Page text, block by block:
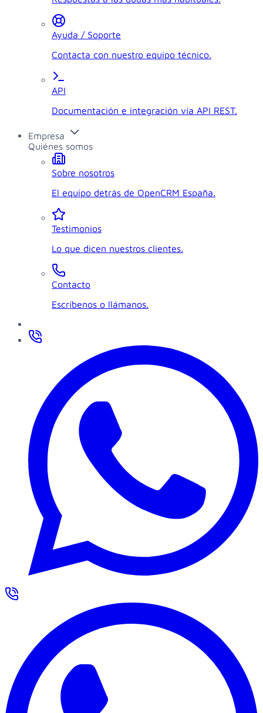
Ayuda / Soporte
Contacta con nuestro equipo técnico.
API
Documentación e integración vía API REST.
Empresa
Quiénes somos
Sobre nosotros
El equipo detrás de OpenCRM España.
Testimonios
Lo que dicen nuestros clientes.
Contacto
Escríbenos o llámanos.